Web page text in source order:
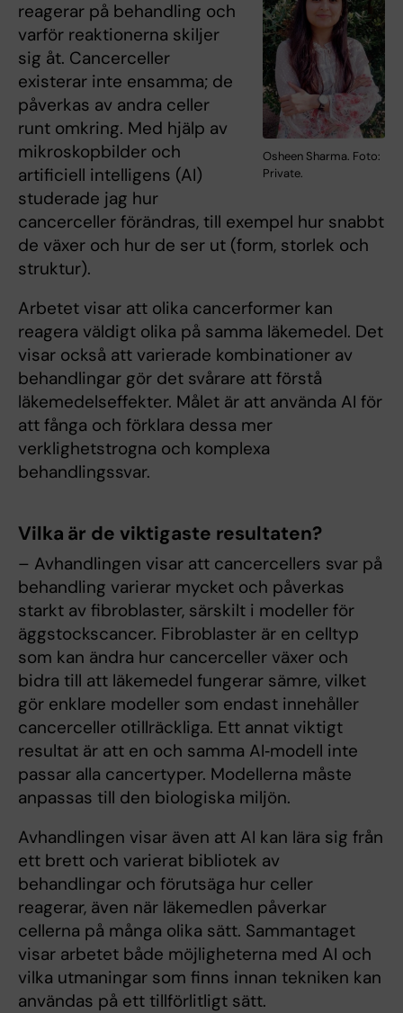
Osheen Sharma. Foto:
Private.
reagerar på behandling och
varför reaktionerna skiljer
sig åt. Cancerceller
existerar inte ensamma; de
påverkas av andra celler
runt omkring. Med hjälp av
mikroskopbilder och
artificiell intelligens (AI)
studerade jag hur
cancerceller förändras, till exempel hur snabbt
de växer och hur de ser ut (form, storlek och
struktur).
Arbetet visar att olika cancerformer kan
reagera väldigt olika på samma läkemedel. Det
visar också att varierade kombinationer av
behandlingar gör det svårare att förstå
läkemedelseffekter. Målet är att använda AI för
att fånga och förklara dessa mer
verklighetstrogna och komplexa
behandlingssvar.
Vilka är de viktigaste resultaten?
– Avhandlingen visar att cancercellers svar på
behandling varierar mycket och påverkas
starkt av fibroblaster, särskilt i modeller för
äggstockscancer. Fibroblaster är en celltyp
som kan ändra hur cancerceller växer och
bidra till att läkemedel fungerar sämre, vilket
gör enklare modeller som endast innehåller
cancerceller otillräckliga. Ett annat viktigt
resultat är att en och samma AI‑modell inte
passar alla cancertyper. Modellerna måste
anpassas till den biologiska miljön.
Avhandlingen visar även att AI kan lära sig från
ett brett och varierat bibliotek av
behandlingar och förutsäga hur celler
reagerar, även när läkemedlen påverkar
cellerna på många olika sätt. Sammantaget
visar arbetet både möjligheterna med AI och
vilka utmaningar som finns innan tekniken kan
användas på ett tillförlitligt sätt.